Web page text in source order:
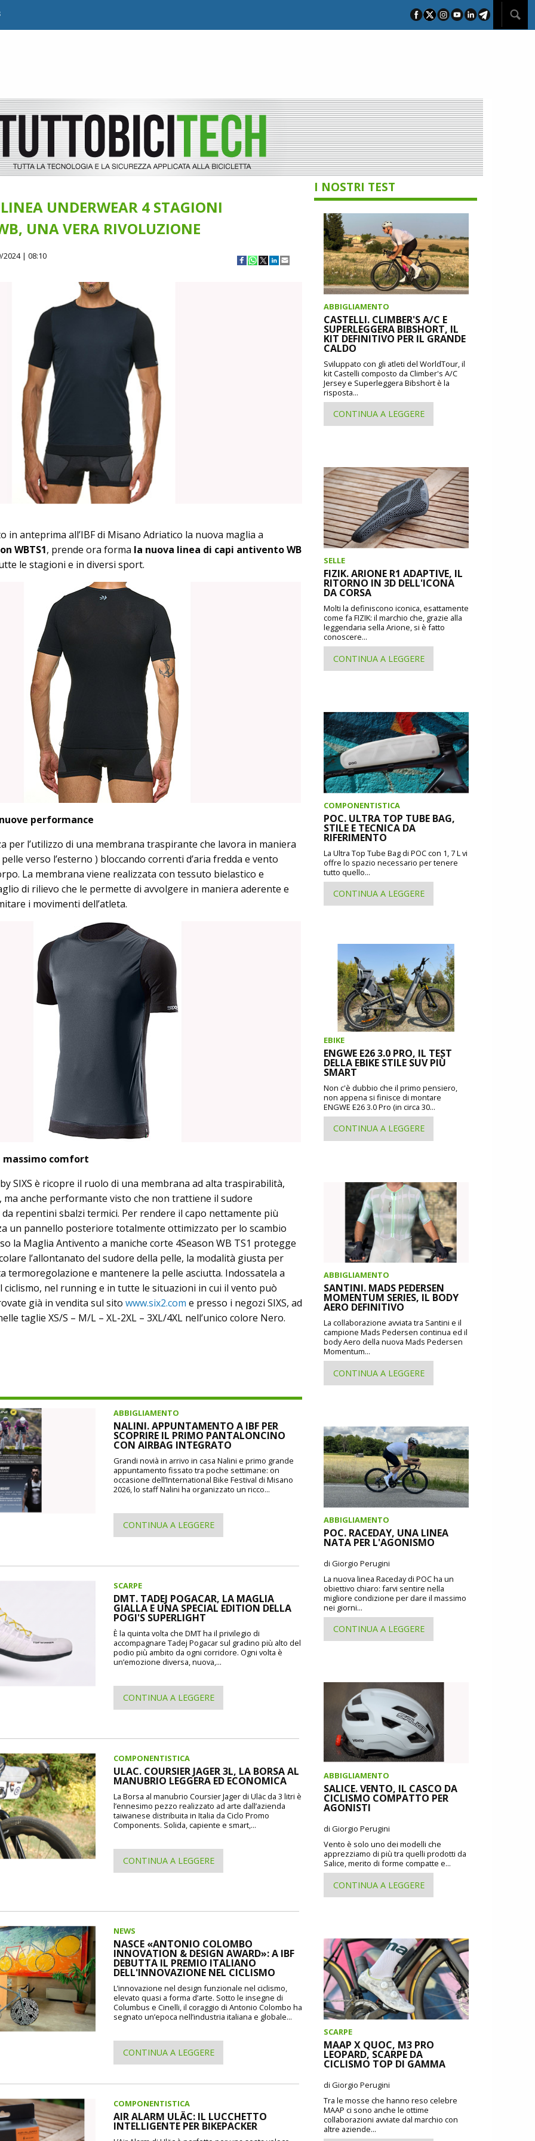
UNDERWEAR 4 STAGIONI
UNA VERA RIVOLUZIONE
2024 | 08:10
in anteprima all’IBF di Misano Adriatico la nuova maglia a
WBTS1, prende ora forma la nuova linea di capi antivento WB
le stagioni e in diversi sport.
performance
per l’utilizzo di una membrana traspirante che lavora in maniera
verso l’esterno ) bloccando correnti d’aria fredda e vento
La membrana viene realizzata con tessuto bielastico e
di rilievo che le permette di avvolgere in maniera aderente e
i movimenti dell’atleta.
comfort
SIXS è ricopre il ruolo di una membrana ad alta traspirabilità,
anche performante visto che non trattiene il sudore
repentini sbalzi termici. Per rendere il capo nettamente più
un pannello posteriore totalmente ottimizzato per lo scambio
la Maglia Antivento a maniche corte 4Season WB TS1 protegge
l’allontanato del sudore della pelle, la modalità giusta per
termoregolazione e mantenere la pelle asciutta. Indossatela a
nel running e in tutte le situazioni in cui il vento può
già in vendita sul sito www.six2.com e presso i negozi SIXS, ad
taglie XS/S – M/L – XL-2XL – 3XL/4XL nell’unico colore Nero.
ABBIGLIAMENTO
NALINI. APPUNTAMENTO A IBF PER
SCOPRIRE IL PRIMO PANTALONCINO
CON AIRBAG INTEGRATO
Grandi novià in arrivo in casa Nalini e primo grande
appuntamento fissato tra poche settimane: on
occasione dell’International Bike Festival di Misano
2026, lo staff Nalini ha organizzato un ricco...
CONTINUA A LEGGERE
SCARPE
DMT. TADEJ POGACAR, LA MAGLIA
GIALLA E UNA SPECIAL EDITION DELLA
POGI'S SUPERLIGHT
È la quinta volta che DMT ha il privilegio di
accompagnare Tadej Pogacar sul gradino più alto del
podio più ambito da ogni corridore. Ogni volta è
un’emozione diversa, nuova,...
CONTINUA A LEGGERE
COMPONENTISTICA
ULAC. COURSIER JAGER 3L, LA BORSA AL
MANUBRIO LEGGERA ED ECONOMICA
La Borsa al manubrio Coursier Jager di Uläc da 3 litri è
l’ennesimo pezzo realizzato ad arte dall’azienda
taiwanese distribuita in Italia da Ciclo Promo
Components. Solida, capiente e smart,...
CONTINUA A LEGGERE
NEWS
NASCE «ANTONIO COLOMBO
INNOVATION & DESIGN AWARD»: A IBF
DEBUTTA IL PREMIO ITALIANO
DELL'INNOVAZIONE NEL CICLISMO
L’innovazione nel design funzionale nel ciclismo,
elevato quasi a forma d’arte. Sotto le insegne di
Columbus e Cinelli, il coraggio di Antonio Colombo ha
segnato un’epoca nell’industria italiana e globale...
CONTINUA A LEGGERE
COMPONENTISTICA
AIR ALARM ULÄC: IL LUCCHETTO
INTELLIGENTE PER BIKEPACKER
I NOSTRI TEST
ABBIGLIAMENTO
CASTELLI. CLIMBER'S A/C E
SUPERLEGGERA BIBSHORT, IL
KIT DEFINITIVO PER IL GRANDE
CALDO
Sviluppato con gli atleti del WorldTour, il
kit Castelli composto da Climber's A/C
Jersey e Superleggera Bibshort è la
risposta...
CONTINUA A LEGGERE
SELLE
FIZIK. ARIONE R1 ADAPTIVE, IL
RITORNO IN 3D DELL'ICONA
DA CORSA
Molti la definiscono iconica, esattamente
come fa FIZIK: il marchio che, grazie alla
leggendaria sella Arione, si è fatto
conoscere...
CONTINUA A LEGGERE
COMPONENTISTICA
POC. ULTRA TOP TUBE BAG,
STILE E TECNICA DA
RIFERIMENTO
La Ultra Top Tube Bag di POC con 1, 7 L vi
offre lo spazio necessario per tenere
tutto quello...
CONTINUA A LEGGERE
EBIKE
ENGWE E26 3.0 PRO, IL TEST
DELLA EBIKE STILE SUV PIÙ
SMART
Non c'è dubbio che il primo pensiero,
non appena si finisce di montare
ENGWE E26 3.0 Pro (in circa 30...
CONTINUA A LEGGERE
ABBIGLIAMENTO
SANTINI. MADS PEDERSEN
MOMENTUM SERIES, IL BODY
AERO DEFINITIVO
La collaborazione avviata tra Santini e il
campione Mads Pedersen continua ed il
body Aero della nuova Mads Pedersen
Momentum...
CONTINUA A LEGGERE
ABBIGLIAMENTO
POC. RACEDAY, UNA LINEA
NATA PER L'AGONISMO
di Giorgio Perugini
La nuova linea Raceday di POC ha un
obiettivo chiaro: farvi sentire nella
migliore condizione per dare il massimo
nei giorni...
CONTINUA A LEGGERE
ABBIGLIAMENTO
SALICE. VENTO, IL CASCO DA
CICLISMO COMPATTO PER
AGONISTI
di Giorgio Perugini
Vento è solo uno dei modelli che
apprezziamo di più tra quelli prodotti da
Salice, merito di forme compatte e...
CONTINUA A LEGGERE
SCARPE
MAAP X QUOC, M3 PRO
LEOPARD, SCARPE DA
CICLISMO TOP DI GAMMA
di Giorgio Perugini
Tra le mosse che hanno reso celebre
MAAP ci sono anche le ottime
collaborazioni avviate dal marchio con
altre aziende...